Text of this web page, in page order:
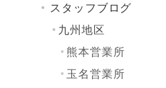
スタッフブログ
九州地区
熊本営業所
玉名営業所